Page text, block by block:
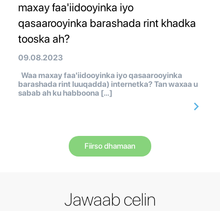
maxay faa'iidooyinka iyo
qasaarooyinka barashada rint khadka
tooska ah?
09.08.2023
Waa maxay faa'iidooyinka iyo qasaarooyinka
barashada rint luuqadda) internetka? Tan waxaa u
sabab ah ku habboona […]
Fiirso dhamaan
Jawaab celin